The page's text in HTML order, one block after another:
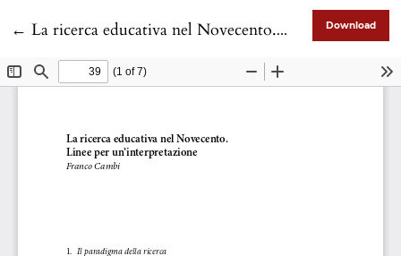
← Return to Article Details
La ricerca educativa nel Novecento. Linee per un’interpretazione Download